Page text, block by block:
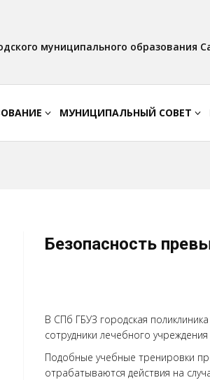
муниципального образования
МУНИЦИПАЛЬНЫЙ СОВЕТ
Безопасность
В СПб ГБУЗ городская
сотрудники лечебного
Подобные учебные тренировки
отрабатываются действия на